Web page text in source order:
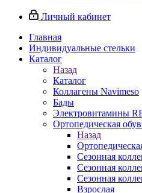
Личный кабинет
Главная
Индивидуальные стельки
Каталог
Назад
Каталог
Коллагены Navimeso
Бады
Электровитамины
Ортопедическая
Назад
Сезонная
Сезонная
Сезонная
Взрослая